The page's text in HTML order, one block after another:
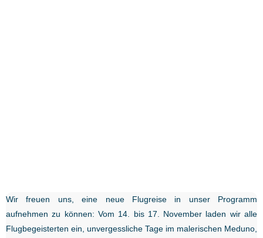
Wir freuen uns, eine neue Flugreise in unser Programm
aufnehmen zu können: Vom 14. bis 17. November laden wir alle
Flugbegeisterten ein, unvergessliche Tage im malerischen Meduno,